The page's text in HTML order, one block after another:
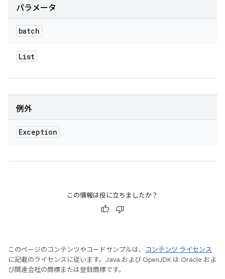
パラメータ
batch
List
例外
Exception
この情報は役に立ちましたか？
このページのコンテンツやコードサンプルは、
コンテンツ ライセンス
に記載のライセンスに従います。Java および OpenJDK は Oracle およ
び関連会社の商標または登録商標です。